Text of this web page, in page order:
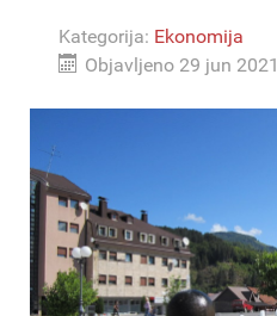
Kategorija: Ekonomija
Objavljeno 29 jun 2021